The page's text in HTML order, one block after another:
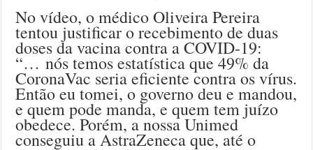
No vídeo, o médico Oliveira Pereira
tentou justificar o recebimento de duas
doses da vacina contra a COVID-19:
“… nós temos estatística que 49% da
CoronaVac seria eficiente contra os vírus.
Então eu tomei, o governo deu e mandou,
e quem pode manda, e quem tem juízo
obedece. Porém, a nossa Unimed
conseguiu a AstraZeneca que, até o